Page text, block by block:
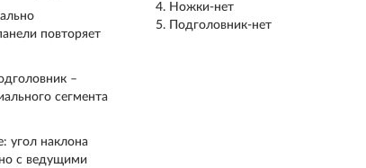
Ножки-нет
Подголовник-нет
повторяет
–
сегмента
угол наклона
с ведущими